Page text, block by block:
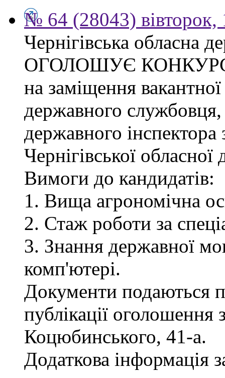
№ 64 (28043) вівторок,
Чернігівська обласна
ОГОЛОШУЄ
на заміщення
державного
державного інспектора
Чернігівської обласної
Вимоги до кандидатів:
1. Вища агрономічна
2. Стаж роботи за
3. Знання державної
комп'ютері.
Документи подаються
публікації оголошення
Коцюбинського, 41-а.
Додаткова інформація